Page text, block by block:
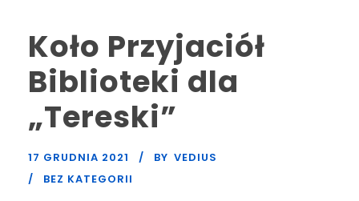
Koło Przyjaciół
Biblioteki dla
„Tereski”
17 GRUDNIA 2021 BY VEDIUS
BEZ KATEGORII